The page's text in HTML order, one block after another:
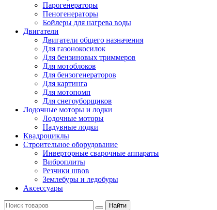
Парогенераторы
Пеногенераторы
Бойлеры для нагрева воды
Двигатели
Двигатели общего назначения
Для газонокосилок
Для бензиновых триммеров
Для мотоблоков
Для бензогенераторов
Для картинга
Для мотопомп
Для снегоуборщиков
Лодочные моторы и лодки
Лодочные моторы
Надувные лодки
Квадроциклы
Строительное оборудование
Инверторные сварочные аппараты
Виброплиты
Резчики швов
Землебуры и ледобуры
Аксессуары